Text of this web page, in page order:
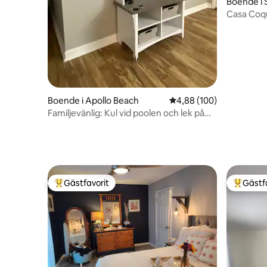
Boende i Apollo Beach 4,88 av 5 i
4,88 (100)
Familjevänlig: Kul vid poolen och lek på
Casa
Populär gästfavorit
Gästfavorit Populär